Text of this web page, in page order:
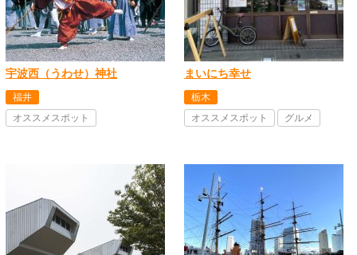
宇波西（うわせ）神社
福井
オススメスポット
まいにち幸せ
栃木
オススメスポット
グルメ